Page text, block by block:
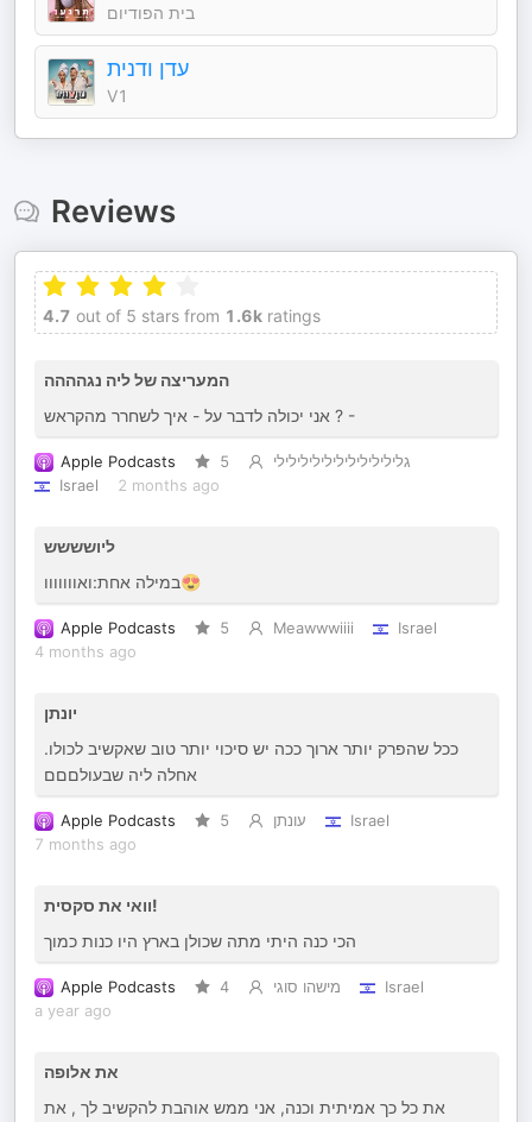
בית הפודיום
עדן ודנית
V1
Reviews
4.7 out of 5 stars from 1.6k ratings
המעריצה של ליה נגהההה
אני יכולה לדבר על - איך לשחרר מהקראש ? -
Apple Podcasts 5
גלילילילילילילילילילילי
Israel
2 months ago
ליושששש
במילה אחת:ואווווווו😍
Apple Podcasts 5 Meawwwiiii
Israel
4 months ago
יונתן
ככל שהפרק יותר ארוך ככה יש סיכוי יותר טוב שאקשיב לכולו.
אחלה ליה שבעולםםם
Apple Podcasts 5 עונתן
Israel
7 months ago
וואי את סקסית!
הכי כנה היתי מתה שכולן בארץ היו כנות כמוך
Apple Podcasts 4 מישהו סוגי
Israel
a year ago
את אלופה
את כל כך אמיתית וכנה, אני ממש אוהבת להקשיב לך , את